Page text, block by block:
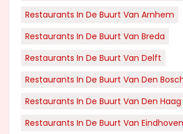
Restaurants In De Buurt Van Arnhem
Restaurants In De Buurt Van Breda
Restaurants In De Buurt Van Delft
Restaurants In De Buurt Van Den
Restaurants In De Buurt Van Den Haag
Restaurants In De Buurt Van Eindhoven